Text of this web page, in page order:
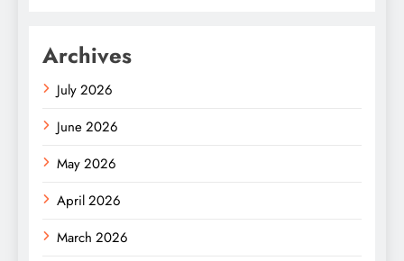
Archives
July 2026
June 2026
May 2026
April 2026
March 2026